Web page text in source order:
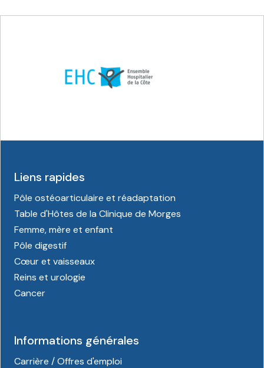
Liens rapides
Pôle ostéoarticulaire et réadaptation
Table d'Hôtes de la Clinique de Morges
Femme, mère et enfant
Pôle digestif
Cœur et vaisseaux
Reins et urologie
Cancer
Informations générales
Carrière / Offres d'emploi